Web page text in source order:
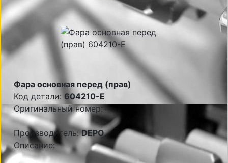
Фара основная перед (прав)
Код детали: 604210-E
Оригинальный номер:
Производитель:DEPO
Описание: